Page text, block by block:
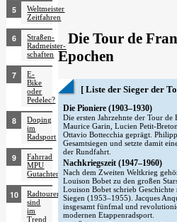
Weltmeister
Zeitfahren
Straßen-
Radmeister­
schaften
E-
Bike
oder
Pedelec?
Doping
im
Radsport
Fahrrad
MPU
Gutachten
Radtouren
sind
im
Trend
Die Tour de
Epochen
[ Liste der Sieger der
Die Pioniere (1903–1930)
Die ersten Jahrzehnte der Tour
Maurice Garin, Lucien Petit-
Ottavio Bottecchia geprägt.
Gesamtsiegen und setzte damit
der Rundfahrt.
Nachkriegszeit (1947–1960)
Nach dem Zweiten Weltkrieg
Louison Bobet zu den großen
Louison Bobet schrieb
Siegen (1953–1955). Jacques
insgesamt fünfmal und
modernen Etappenradsport.